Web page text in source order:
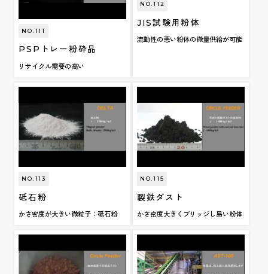
NO.111
PSPトレー粉砕品
リサイクル需要の高い
NO.112
JIS試験用粉体
流動性の悪い粉体の微量供給が可能
NO.113
砥石粉
かさ密度が大きい微粒子：砥石粉
NO.115
製鉄ダスト
かさ密度大きくブリッジし易い粉体